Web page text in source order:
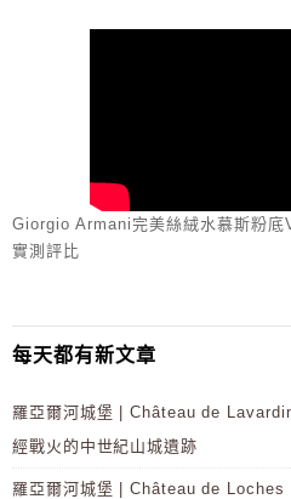
Giorgio Armani完美絲絨水慕斯粉底
實測評比
每天都有新文章
羅亞爾河城堡 | Château de
經戰火的中世紀山城遺跡
羅亞爾河城堡 | Château de Loches